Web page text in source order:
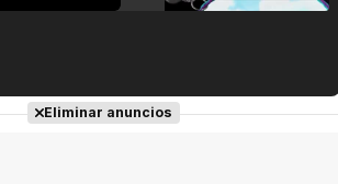
Tráiler en español de 'La isla olvidada'
Eliminar anuncios